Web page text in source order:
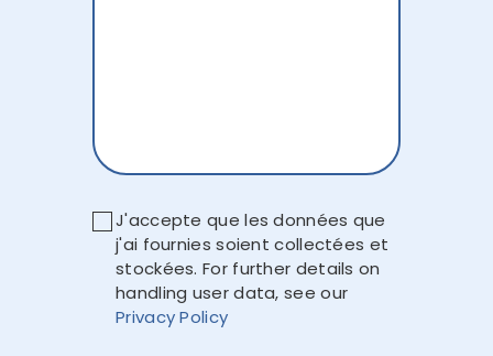
J'accepte que les données que
j'ai fournies soient collectées et
stockées. For further details on
handling user data, see our
Privacy Policy